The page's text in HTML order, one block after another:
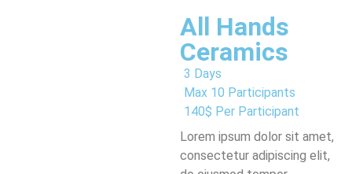
All Hands
Ceramics
3 Days
Max 10 Participants
140$ Per Participant
Lorem ipsum dolor sit amet,
consectetur adipiscing elit,